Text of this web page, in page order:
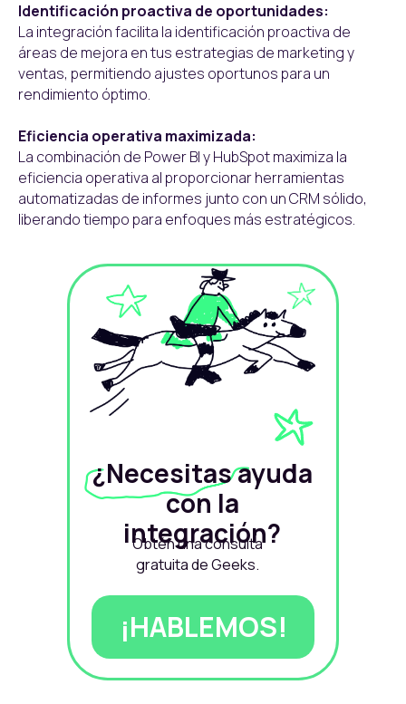
Identificación proactiva de oportunidades:
La integración facilita la identificación proactiva de
áreas de mejora en tus estrategias de marketing y
ventas, permitiendo ajustes oportunos para un
rendimiento óptimo.
Eficiencia operativa maximizada:
La combinación de Power BI y HubSpot maximiza la
eficiencia operativa al proporcionar herramientas
automatizadas de informes junto con un CRM sólido,
liberando tiempo para enfoques más estratégicos.
¿Necesitas ayuda
con la
integración?
Obtén una consulta
gratuita de Geeks.
¡HABLEMOS!